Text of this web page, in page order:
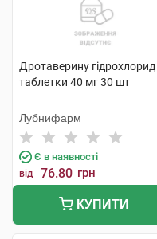
Дротаверину гідрохлорид
таблетки 40 мг 30 шт
Лубнифарм
Є в наявності
від 76.80 грн
КУПИТИ